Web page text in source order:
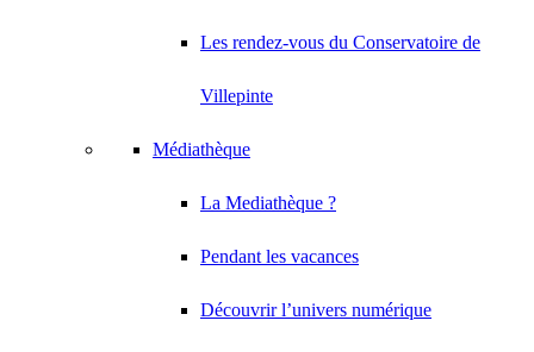
Les rendez-vous du Conservatoire de
Villepinte
Médiathèque
La Mediathèque ?
Pendant les vacances
Découvrir l’univers numérique